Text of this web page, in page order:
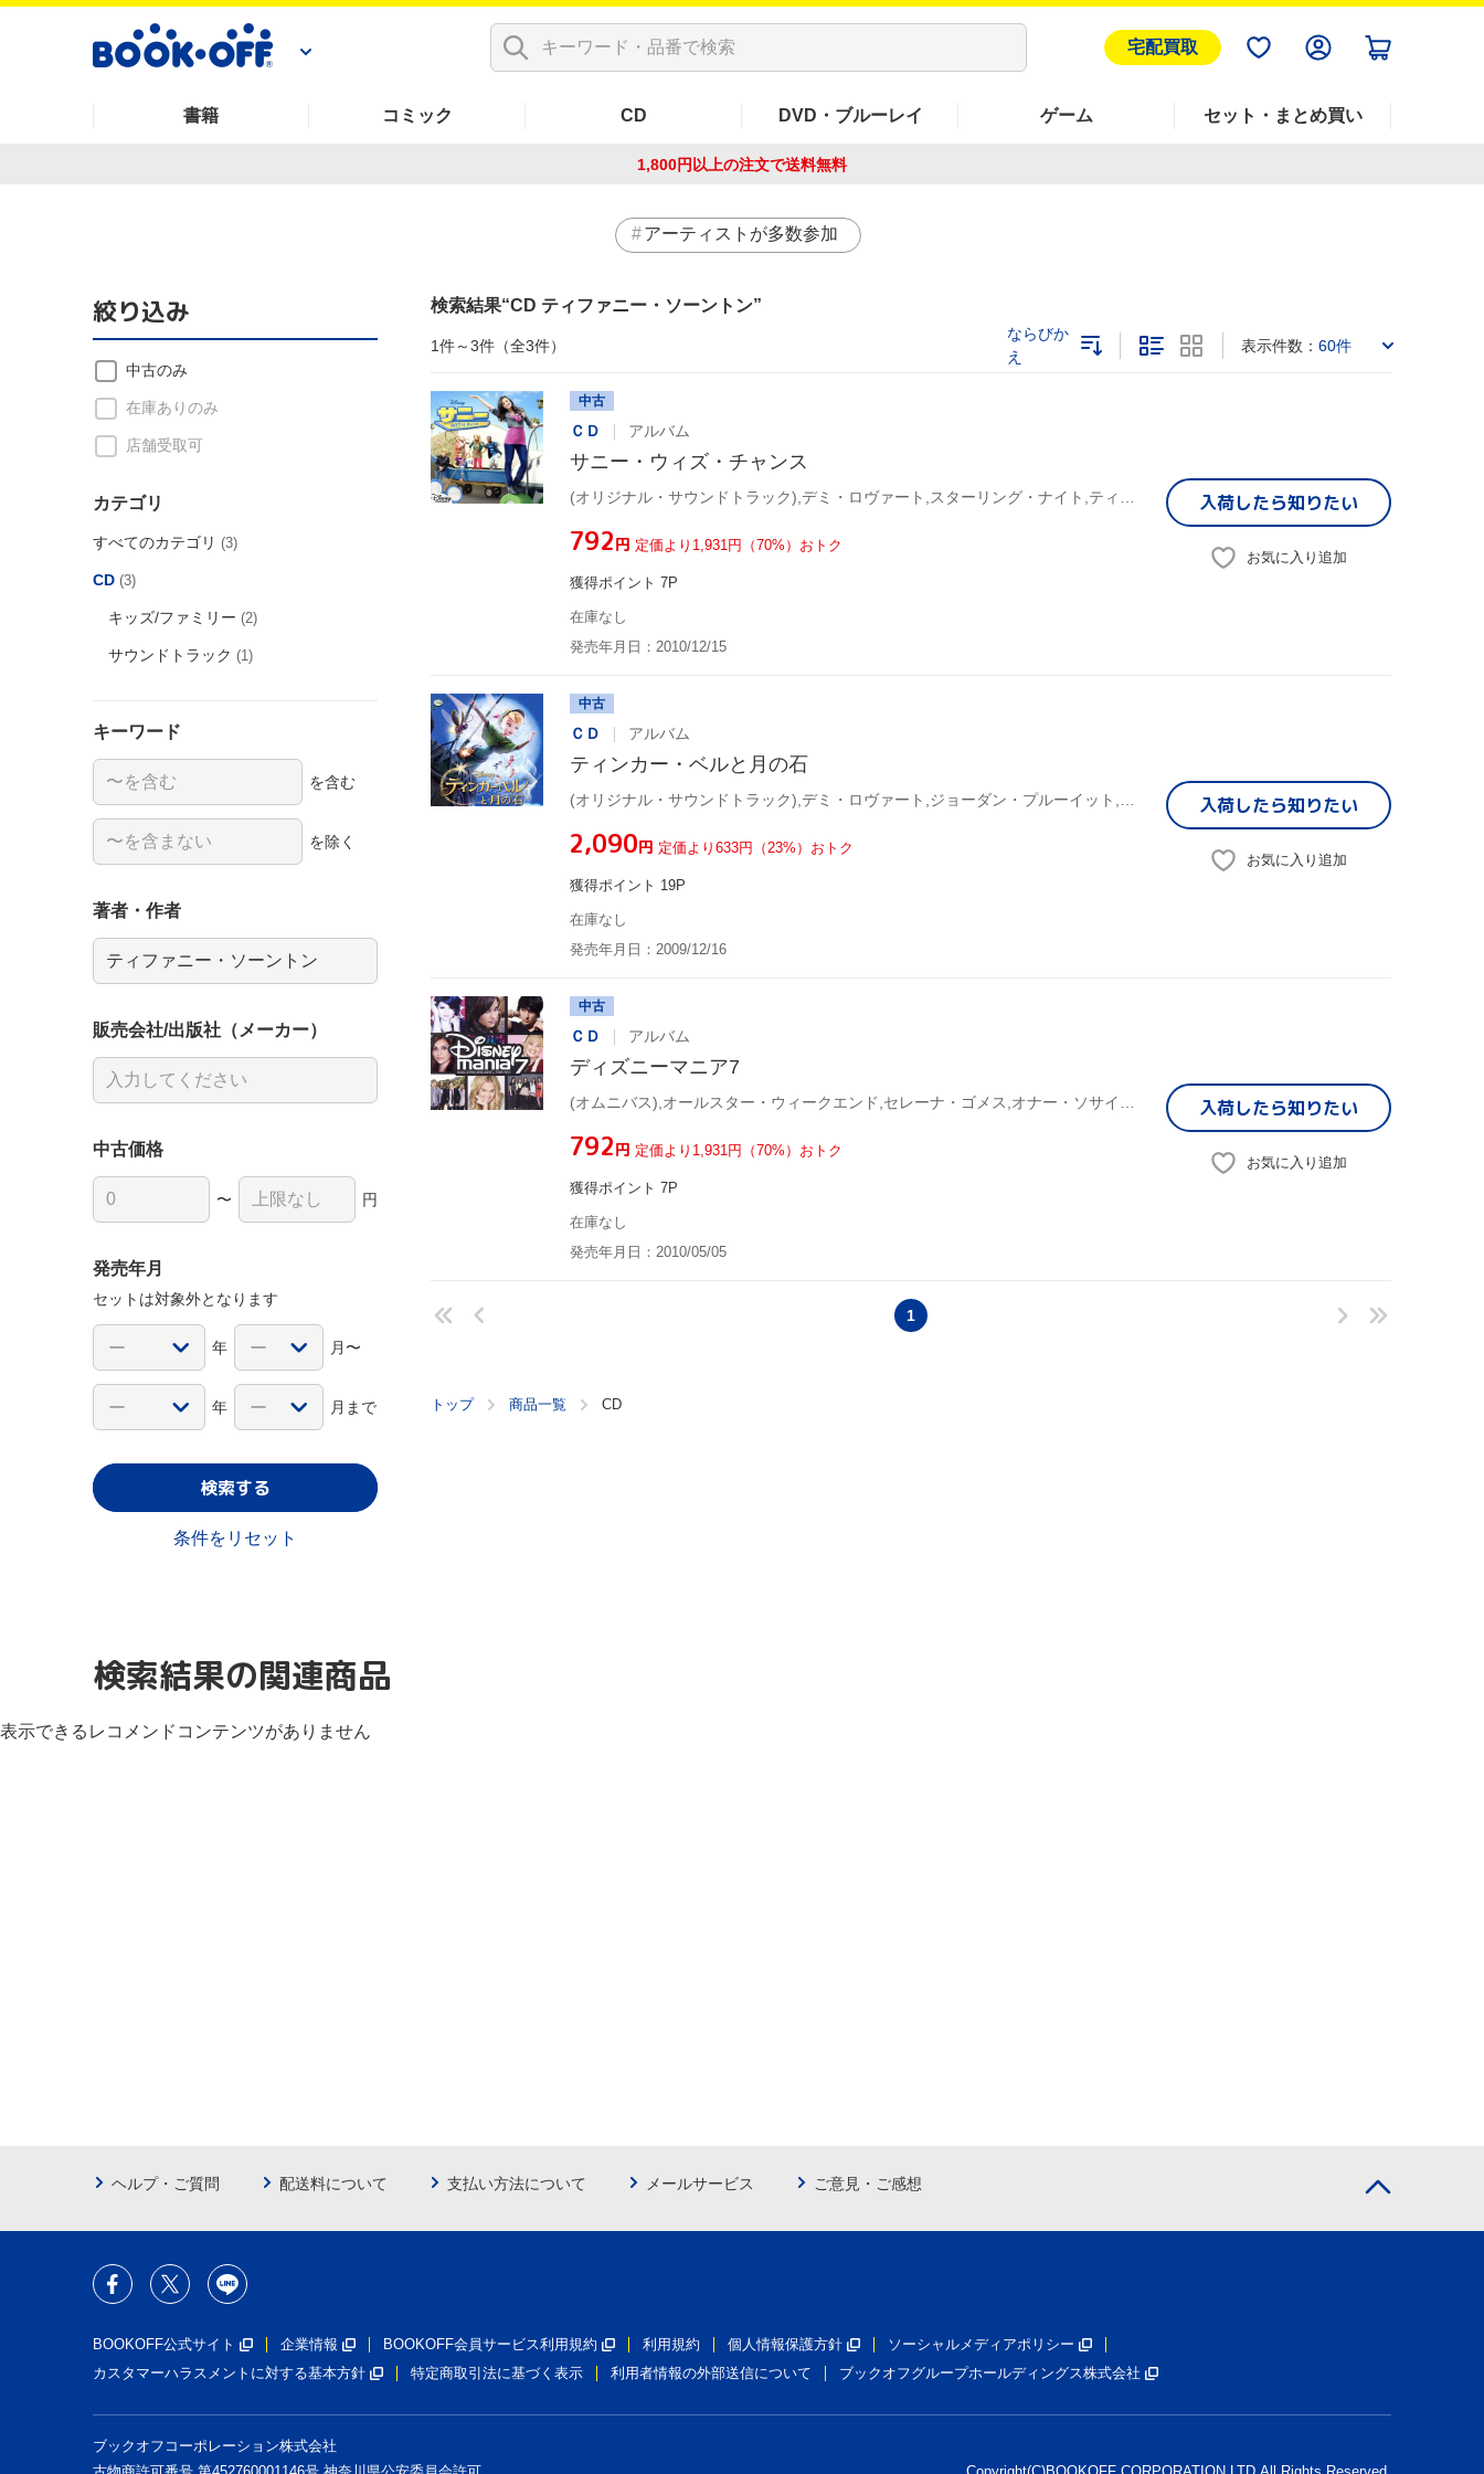
宅配買取
書籍 コミック CD DVD・ブルーレイ ゲーム セット・まとめ買い
1,800円以上の注文で送料無料
アーティストが多数参加
検索結果 CD ティファニー・ソーントン
1件～3件（全3件）
ならびか
え
表示件数： 60件
中古
ＣＤ アルバム
サニー・ウィズ・チャンス
¥792円 定価より1,931円（70%）おトク
獲得ポイント 7P
在庫なし
発売年月日：2010/12/15
入荷したら知りたい
お気に入り追加
中古
ＣＤ アルバム
ティンカー・ベルと月の石
¥2,090円 定価より633円（23%）おトク
獲得ポイント 19P
在庫なし
発売年月日：2009/12/16
入荷したら知りたい
お気に入り追加
中古
ＣＤ アルバム
ディズニーマニア7
¥792円 定価より1,931円（70%）おトク
獲得ポイント 7P
在庫なし
発売年月日：2010/05/05
入荷したら知りたい
お気に入り追加
1
トップ 商品一覧 CD
絞り込み
中古のみ
在庫ありのみ
店舗受取可
カテゴリ
すべてのカテゴリ (3)
CD (3)
キッズ/ファミリー (2)
サウンドトラック (1)
キーワード
を含む
を除く
著者・作者
販売会社/出版社（メーカー）
中古価格
〜 円
発売年月
セットは対象外となります
年 月〜
年 月まで
検索する
条件をリセット
検索結果の関連商品
表示できるレコメンドコンテンツがありません
ヘルプ・ご質問 配送料について 支払い方法について メールサービス ご意見・ご感想
BOOKOFF公式サイト 企業情報 BOOKOFF会員サービス利用規約 利用規約 個人情報保護方針
ソーシャルメディアポリシー
カスタマーハラスメントに対する基本方針
特定商取引法に基づく表示 利用者情報の外部送信について ブックオフグループホールディングス株式会社
ブックオフコーポレーション株式会社